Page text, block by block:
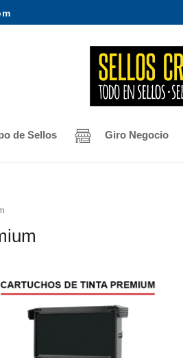
de Sellos Giro Negocio